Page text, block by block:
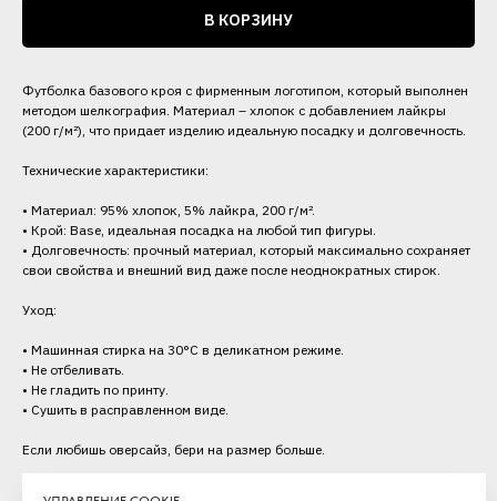
В КОРЗИНУ
Футболка базового кроя c фирменным логотипом, который выполнен
методом шелкография. Материал – хлопок с добавлением лайкры
(200 г/м²), что придает изделию идеальную посадку и долговечность.
Технические характеристики:
• Материал: 95% хлопок, 5% лайкра, 200 г/м².
• Крой: Base, идеальная посадка на любой тип фигуры.
• Долговечность: прочный материал, который максимально сохраняет
свои свойства и внешний вид даже после неоднократных стирок.
Уход:
• Машинная стирка на 30°C в деликатном режиме.
• Не отбеливать.
• Не гладить по принту.
• Сушить в расправленном виде.
Если любишь оверсайз, бери на размер больше.